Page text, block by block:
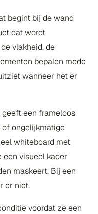
begint bij de wand
dat wordt
vlakheid, de
bepalen mede
wanneer het er
geeft een frameloos
of ongelijkmatige
whiteboard met
een visueel kader
maskeert. Bij een
er niet.
voordat ze een